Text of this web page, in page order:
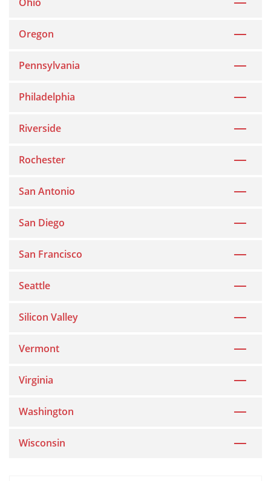
Oregon
Pennsylvania
Philadelphia
Riverside
Rochester
San Antonio
San Diego
San Francisco
Seattle
Silicon Valley
Vermont
Virginia
Washington
Wisconsin